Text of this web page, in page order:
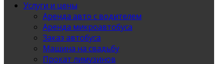
Услуги и цены
Аренда авто с водителем
Аренда микроавтобуса
Заказ автобуса
Машина на свадьбу
Прокат лимузинов